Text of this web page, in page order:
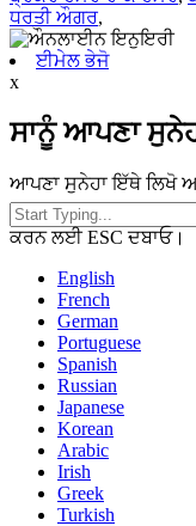
ਧਰਤੀ ਔਗਰ,
ਈਮੇਲ ਭੇਜੋ
x
ਸਾਨੂੰ ਆਪਣਾ
ਆਪਣਾ ਸੁਨੇਹਾ ਇੱਥੇ ਲਿਖੋ
ਕਰਨ ਲਈ ESC ਦਬਾਓ।
English
French
German
Portuguese
Spanish
Russian
Japanese
Korean
Arabic
Irish
Greek
Turkish